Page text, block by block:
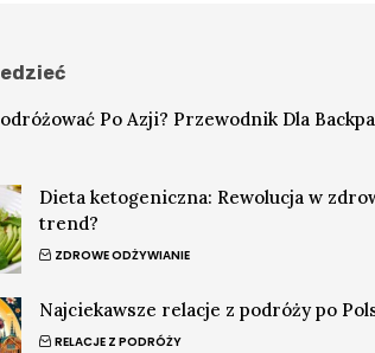
Po Azji? Przewodnik Dla
Dieta ketogeniczna: Rewolucja w
trend?
ZDROWE ODŻYWIANIE
Najciekawsze relacje z podróży po
RELACJE Z PODRÓŻY